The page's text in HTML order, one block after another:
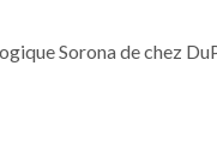
Sorona de chez